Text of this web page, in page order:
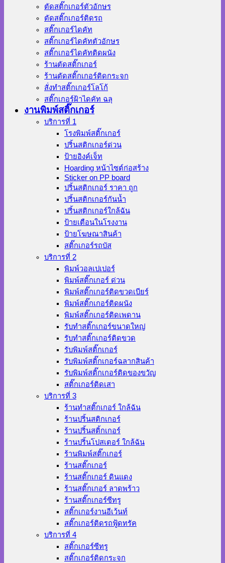
ตัดสติ๊กเกอร์ตัวอักษร
ตัดสติ๊กเกอร์ติดรถ
สติ๊กเกอร์ไดคัท
สติ๊กเกอร์ไดคัทตัวอักษร
สติ๊กเกอร์ไดคัทติดผนัง
ร้านตัดสติ๊กเกอร์
ร้านตัดสติ๊กเกอร์ติดกระจก
สั่งทําสติ๊กเกอร์โลโก้
สติ๊กเกอร์ฝ้าไดคัท ฉลุ
งานพิมพ์สติ๊กเกอร์
บริการที่ 1
โรงพิมพ์สติ๊กเกอร์
ปริ้นสติกเกอร์ด่วน
ป้ายอิงค์เจ็ท
Hoarding หน้าไซต์ก่อสร้าง
Sticker on PP board
ปริ้นสติกเกอร์ ราคา ถูก
ปริ้นสติกเกอร์กันน้ำ
ปริ้นสติกเกอร์ใกล้ฉัน
ป้ายเตือนในโรงงาน
ป้ายโฆษณาสินค้า
สติ๊กเกอร์รถบัส
บริการที่ 2
พิมพ์วอลเปเปอร์
พิมพ์สติ๊กเกอร์ ด่วน
พิมพ์สติ๊กเกอร์ติดขวดเบียร์
พิมพ์สติ๊กเกอร์ติดผนัง
พิมพ์สติ๊กเกอร์ติดเพดาน
รับทำสติ๊กเกอร์ขนาดใหญ่
รับทำสติ๊กเกอร์ติดขวด
รับพิมพ์สติ๊กเกอร์
รับพิมพ์สติ๊กเกอร์ฉลากสินค้า
รับพิมพ์สติ๊กเกอร์ติดของขวัญ
สติ๊กเกอร์ติดเสา
บริการที่ 3
ร้านทําสติ๊กเกอร์ ใกล้ฉัน
ร้านปริ้นสติกเกอร์
ร้านปริ้นสติ้กเกอร์
ร้านปริ้นโปสเตอร์ ใกล้ฉัน
ร้านพิมพ์สติ๊กเกอร์
ร้านสติ๊กเกอร์
ร้านสติ๊กเกอร์ ดินแดง
ร้านสติ๊กเกอร์ ลาดพร้าว
ร้านสติ๊กเกอร์ซีทรู
สติ๊กเกอร์งานอีเว้นท์
สติ๊กเกอร์ติดรถฟู้ดทรัค
บริการที่ 4
สติ๊กเกอร์ซีทรู
สติ๊กเกอร์ติดกระจก